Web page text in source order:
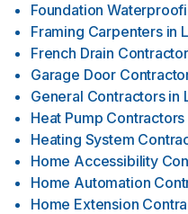
Foundation
Framing Carpenters in
French Drain
Garage Door
General Contractors in
Heat Pump Contractors
Heating System
Home Accessibility
Home Automation
Home Extension